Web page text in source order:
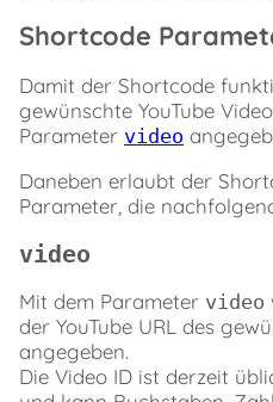
Shortcode
Damit der Shortcode
gewünschte YouTube
Parameter video
Daneben erlaubt der
Parameter, die
video
Mit dem Parameter video
der YouTube URL des
angegeben.
Die Video ID ist derzeit